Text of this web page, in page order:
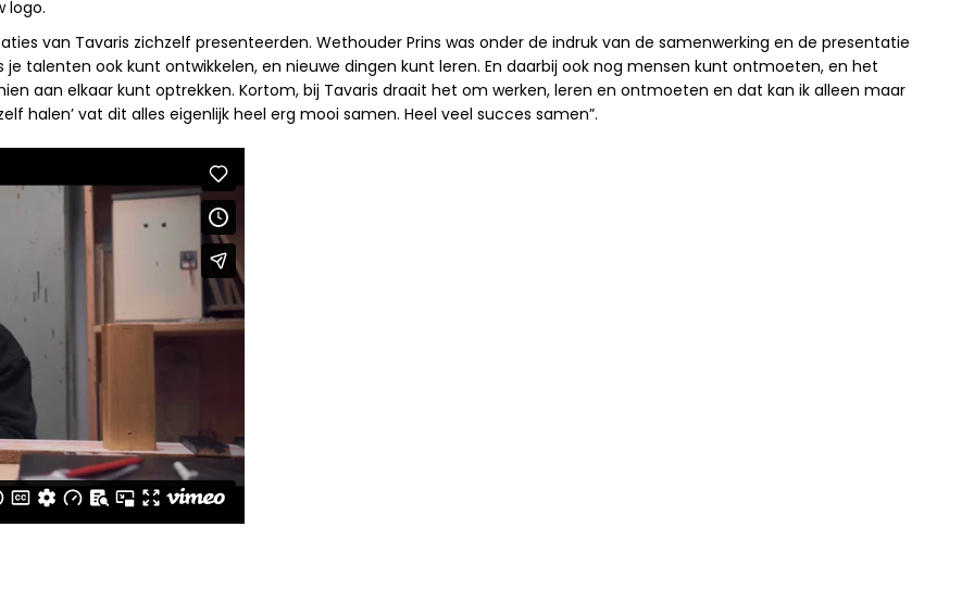
logo.
van Tavaris zichzelf presenteerden. Wethouder Prins was onder de indruk van de samenwerking en de presentatie
talenten ook kunt ontwikkelen, en nieuwe dingen kunt leren. En daarbij ook nog mensen kunt ontmoeten, en het
aan elkaar kunt optrekken. Kortom, bij Tavaris draait het om werken, leren en ontmoeten en dat kan ik alleen maar
halen’ vat dit alles eigenlijk heel erg mooi samen. Heel veel succes samen”.